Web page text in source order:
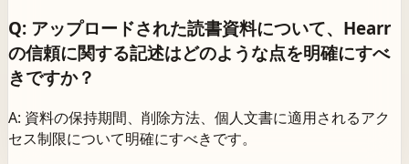
Q: アップロードされた読書資料について、Hearr
の信頼に関する記述はどのような点を明確にすべ
きですか？
A: 資料の保持期間、削除方法、個人文書に適用されるアク
セス制限について明確にすべきです。